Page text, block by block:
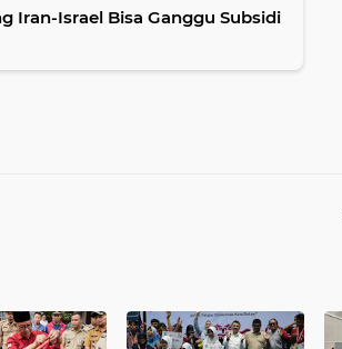
Iran-Israel Bisa Ganggu Subsidi